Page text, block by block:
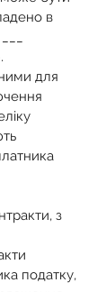
в
для
з
податку,